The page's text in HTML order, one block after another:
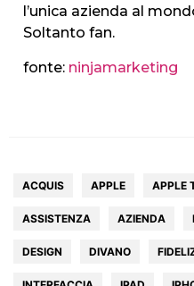
l’unica azienda al
Soltanto fan.
fonte: ninjamarketing
ACQUIS APPLE APPLE
ASSISTENZA AZIENDA
DESIGN DIVANO